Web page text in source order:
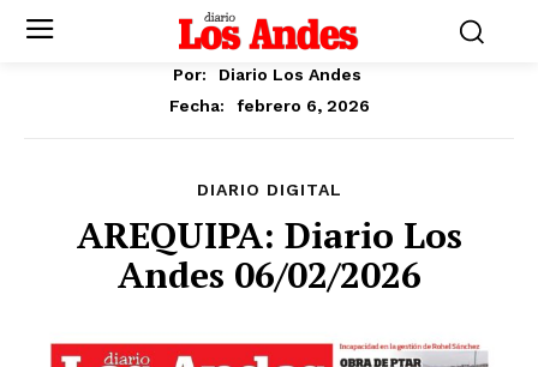
Por:
Diario Los Andes
Fecha:
febrero 6, 2026
DIARIO DIGITAL
AREQUIPA: Diario Los
Andes 06/02/2026